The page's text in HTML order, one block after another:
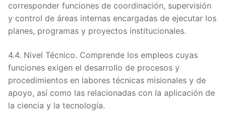
corresponder funciones de coordinación, supervisión
y control de áreas internas encargadas de ejecutar los
planes, programas y proyectos institucionales.
4.4. Nivel Técnico. Comprende los empleos cuyas
funciones exigen el desarrollo de procesos y
procedimientos en labores técnicas misionales y de
apoyo, así como las relacionadas con la aplicación de
la ciencia y la tecnología.